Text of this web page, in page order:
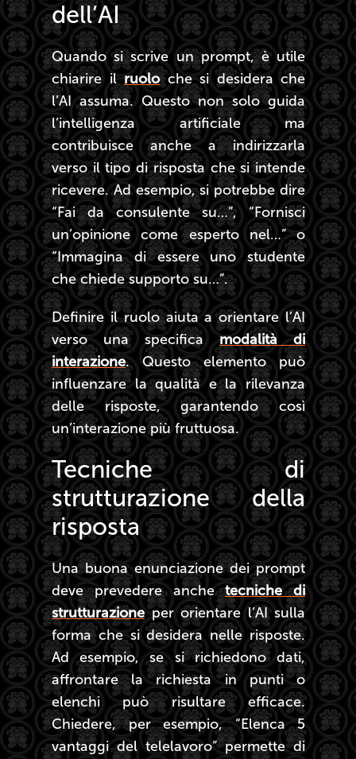
dell’AI
Quando si scrive un prompt, è utile
chiarire ilruoloche si desidera che
l’AI assuma. Questo non solo guida
l’intelligenza artificiale ma
contribuisce anche a indirizzarla
verso il tipo di risposta che si intende
ricevere. Ad esempio, si potrebbe dire
“Fai da consulente su…”, “Fornisci
un’opinione come esperto nel…” o
“Immagina di essere uno studente
che chiede supporto su…”.
Definire il ruolo aiuta a orientare l’AI
verso una specificamodalità di
interazione. Questo elemento può
influenzare la qualità e la rilevanza
delle risposte, garantendo così
un’interazione più fruttuosa.
Tecniche di
strutturazione della
risposta
Una buona enunciazione dei prompt
deve prevedere anchetecniche di
strutturazioneper orientare l’AI sulla
forma che si desidera nelle risposte.
Ad esempio, se si richiedono dati,
affrontare la richiesta in punti o
elenchi può risultare efficace.
Chiedere, per esempio, “Elenca 5
vantaggi del telelavoro” permette di